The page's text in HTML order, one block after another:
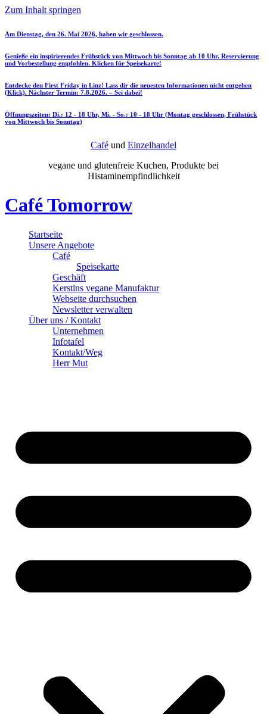
Zum Inhalt springen
Am Dienstag, den 26. Mai 2026, haben wir geschlossen.
Genieße ein inspirierendes Frühstück von Mittwoch bis Sonntag ab 10 Uhr. Reservierung
und Vorbestellung empfohlen. Klicken für Speisekarte!
Entdecke den First Friday in Linz! Lass dir die neuesten Informationen nicht entgehen
(Klick). Nächster Termin: 7.8.2026. – Sei dabei!
Öffnungszeiten: Di.: 12 - 18 Uhr, Mi. - So.: 10 - 18 Uhr (Montag geschlossen, Frühstück
von Mittwoch bis Sonntag)
Café und Einzelhandel
vegane und glutenfreie Kuchen, Produkte bei
Histaminempfindlichkeit
Café Tomorrow
Startseite
Unsere Angebote
Café
Speisekarte
Geschäft
Kerstins vegane Manufaktur
Webseite durchsuchen
Newsletter verwalten
Über uns / Kontakt
Unternehmen
Infotafel
Kontakt/Weg
Herr Mut